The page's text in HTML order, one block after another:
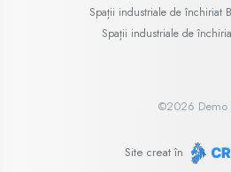
Spații industriale de închiriat
Spații industriale de
©2026 Demo
Site creat în